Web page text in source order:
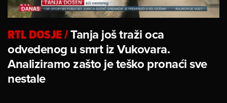
RTL DOSJE/Tanja još traži oca
odvedenog u smrt iz Vukovara.
Analiziramo zašto je teško pronaći sve
nestale